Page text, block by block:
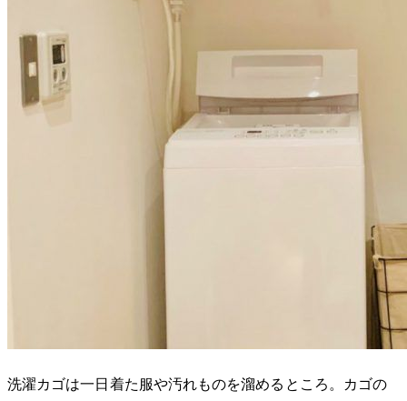
洗濯カゴは一日着た服や汚れものを溜めるところ。カゴの